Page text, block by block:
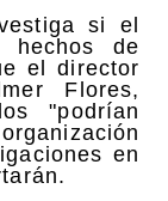
si el
hechos de
el director
Flores,
"podrían
en